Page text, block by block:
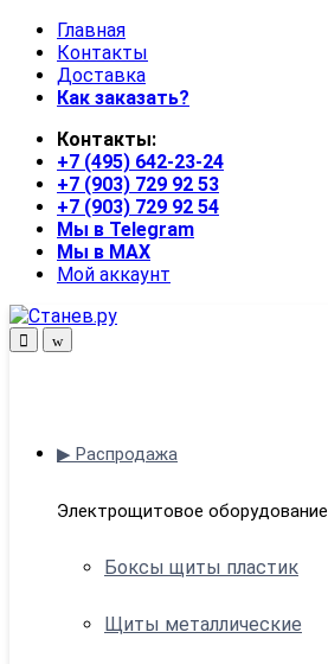
Skip
navigation
Skip
content
Главная
Контакты
Доставка
Как заказать?
Контакты:
+7 (495) 642-23-24
+7 (903) 729 92 53
+7 (903) 729 92 54
Мы в Telegram
Мы в MAX
Мой аккаунт
OpenClose
▶ Распродажа
Электрощитовое оборудование
Боксы щиты пластик
Щиты металлические